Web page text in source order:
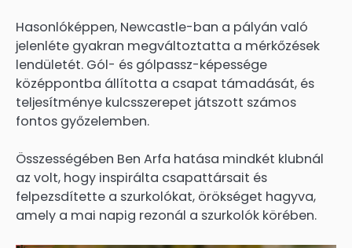
Hasonlóképpen, Newcastle-ban a pályán való
jelenléte gyakran megváltoztatta a mérkőzések
lendületét. Gól- és gólpassz-képessége
középpontba állította a csapat támadását, és
teljesítménye kulcsszerepet játszott számos
fontos győzelemben.
Összességében Ben Arfa hatása mindkét klubnál
az volt, hogy inspirálta csapattársait és
felpezsdítette a szurkolókat, örökséget hagyva,
amely a mai napig rezonál a szurkolók körében.